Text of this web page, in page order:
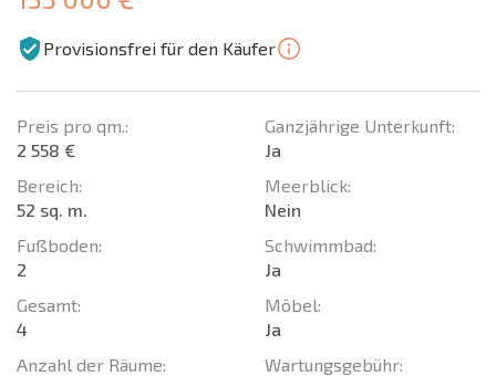
Provisionsfrei für den Käufer
Preis pro qm.:
2 558 €
Bereich:
52 sq. m.
Fußboden:
2
Gesamt:
4
Anzahl der Räume:
Ganzjährige Unterkunft:
Ja
Meerblick:
Nein
Schwimmbad:
Ja
Möbel:
Ja
Wartungsgebühr: